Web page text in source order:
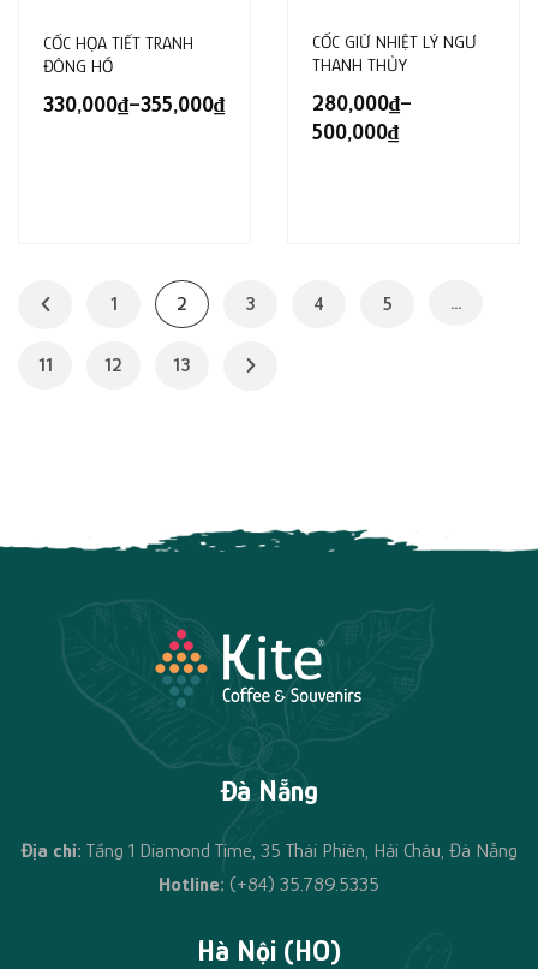
CỐC HỌA TIẾT TRANH
ĐÔNG HỒ
330,000₫–355,000₫
CỐC GIỮ NHIỆT LÝ NGƯ
THANH THỦY
280,000₫–
500,000₫
1 2 3 4 5 …
11 12 13
Đà Nẵng
Địa chỉ: Tầng 1 Diamond Time, 35 Thái Phiên, Hải Châu, Đà Nẵng
Hotline: (+84) 35.789.5335
Hà Nội (HO)